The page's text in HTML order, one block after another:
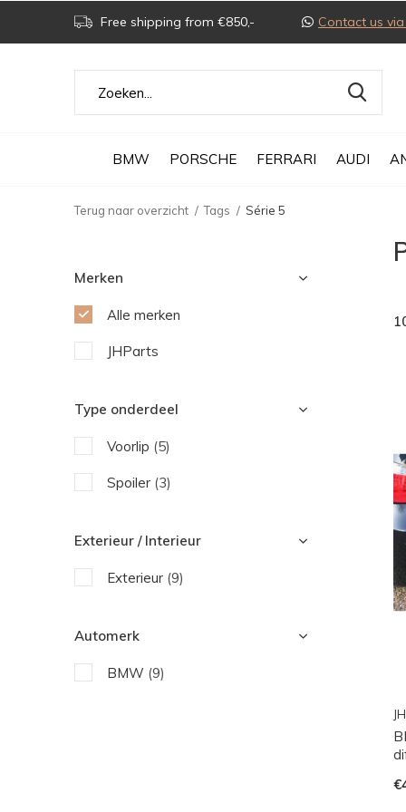
BMW PORSCHE FERRARI AUDI
Free shipping from €850,- Contact us
Terug naar overzicht Tags Série 5
Merken
Alle merken
JHParts
Type onderdeel
Voorlip (5)
Spoiler (3)
Exterieur / Interieur
Exterieur (9)
Automerk
BMW (9)